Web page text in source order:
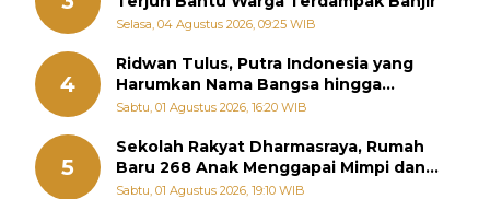
Selasa, 04 Agustus 2026, 09:25 WIB
4
Ridwan Tulus, Putra Indonesia yang
Harumkan Nama Bangsa hingga
Diabadikan dalam Buku Jepang
Sabtu, 01 Agustus 2026, 16:20 WIB
5
Sekolah Rakyat Dharmasraya, Rumah
Baru 268 Anak Menggapai Mimpi dan
Memutus Rantai Kemiskinan
Sabtu, 01 Agustus 2026, 19:10 WIB